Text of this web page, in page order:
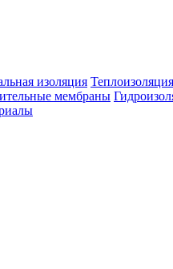
изоляция
мембраны